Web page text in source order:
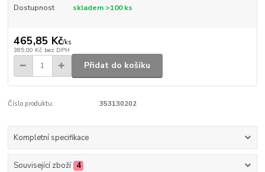
Dostupnost skladem >100 ks
465,85 Kč/ks
385,00 Kč bez DPH
Přidat do košíku
Číslo produktu: 353130202
Kompletní specifikace
Související zboží 4